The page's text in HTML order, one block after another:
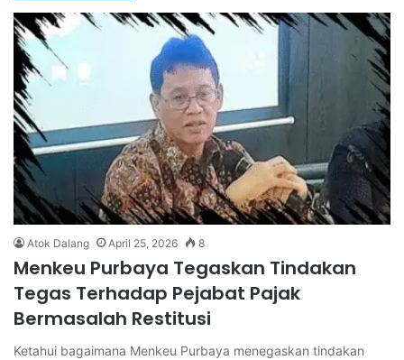
Atok Dalang April 25, 2026 8
Menkeu Purbaya Tegaskan Tindakan
Tegas Terhadap Pejabat Pajak
Bermasalah Restitusi
Ketahui bagaimana Menkeu Purbaya menegaskan tindakan